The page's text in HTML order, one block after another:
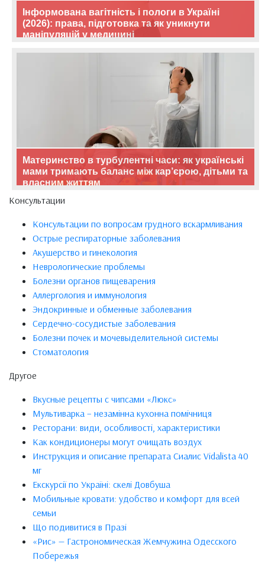
Інформована вагітність і пологи в Україні
(2026): права, підготовка та як уникнути
маніпуляцій у медицині
Материнство в турбулентні часи: як українські
мами тримають баланс між кар’єрою, дітьми та
власним життям
Консультации
Консультации по вопросам грудного вскармливания
Острые респираторные заболевания
Акушерство и гинекология
Неврологические проблемы
Болезни органов пищеварения
Аллергология и иммунология
Эндокринные и обменные заболевания
Сердечно-сосудистые заболевания
Болезни почек и мочевыделительной системы
Стоматология
Другое
Вкусные рецепты с чипсами «Люкс»
Мультиварка – незамінна кухонна помічниця
Ресторани: види, особливості, характеристики
Как кондиционеры могут очищать воздух
Инструкция и описание препарата Сиалис Vidalista 40
мг
Екскурсії по Україні: скелі Довбуша
Мобильные кровати: удобство и комфорт для всей
семьи
Що подивитися в Празі
«Рис» — Гастрономическая Жемчужина Одесского
Побережья